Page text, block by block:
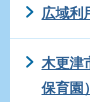
広域利
木更津
保育園）